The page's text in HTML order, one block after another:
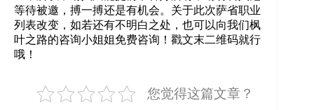
等待被邀，搏一搏还是有机会。关于此次萨省职业
列表改变，如若还有不明白之处，也可以向我们枫
叶之路的咨询小姐姐免费咨询！戳文末二维码就行
哦！
您觉得这篇文章？